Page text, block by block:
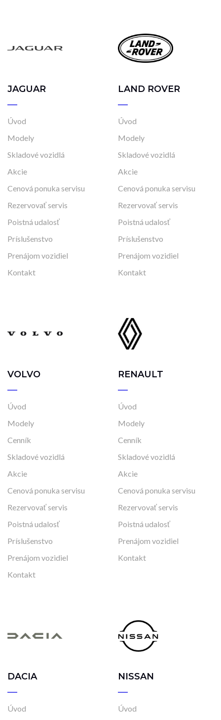
JAGUAR
Úvod
Modely
Skladové vozidlá
Akcie
Cenová ponuka servisu
Rezervovať servis
Poistná udalosť
Príslušenstvo
Prenájom vozidiel
Kontakt
LAND ROVER
Úvod
Modely
Skladové vozidlá
Akcie
Cenová ponuka servisu
Rezervovať servis
Poistná udalosť
Príslušenstvo
Prenájom vozidiel
Kontakt
VOLVO
Úvod
Modely
Cenník
Skladové vozidlá
Akcie
Cenová ponuka servisu
Rezervovať servis
Poistná udalosť
Príslušenstvo
Prenájom vozidiel
Kontakt
RENAULT
Úvod
Modely
Cenník
Skladové vozidlá
Akcie
Cenová ponuka servisu
Rezervovať servis
Poistná udalosť
Prenájom vozidiel
Kontakt
DACIA
Úvod
NISSAN
Úvod